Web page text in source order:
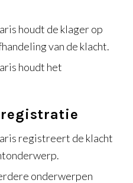
houdt de klager op
van de klacht.
houdt het
registreert de klacht
onderwerpen